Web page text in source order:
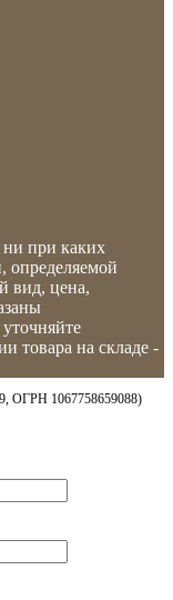
при каких
определяемой
вид, цена,
товара на складе -
ОГРН 1067758659088)